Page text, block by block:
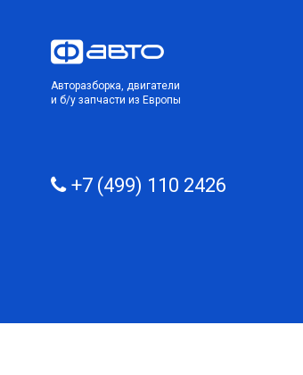
Авторазборка, двигатели
и б/у запчасти из Европы
+7 (499) 110 2426